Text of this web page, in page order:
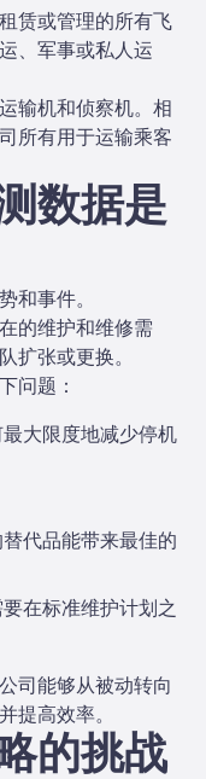
赁或管理的所有飞
、军事或私人运
输机和侦察机。相
所有用于运输乘客
数据是
和事件。
的维护和维修需
扩张或更换。
问题：
大限度地减少停机
代品能带来最佳的
在标准维护计划之
司能够从被动转向
提高效率。
的挑战